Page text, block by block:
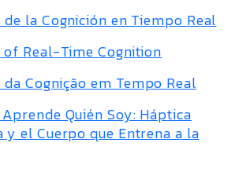
la Cognición en Tiempo Real
Real-Time Cognition
Cognição em Tempo Real
Quién Soy: Háptica
y el Cuerpo que Entrena a la